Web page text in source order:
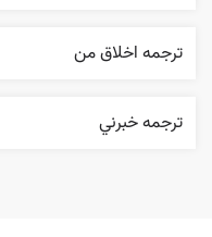
ترجمه اخلاق من
ترجمه خبرني